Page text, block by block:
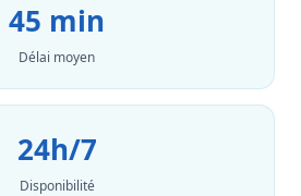
45 min
Délai moyen
24h/7
Disponibilité